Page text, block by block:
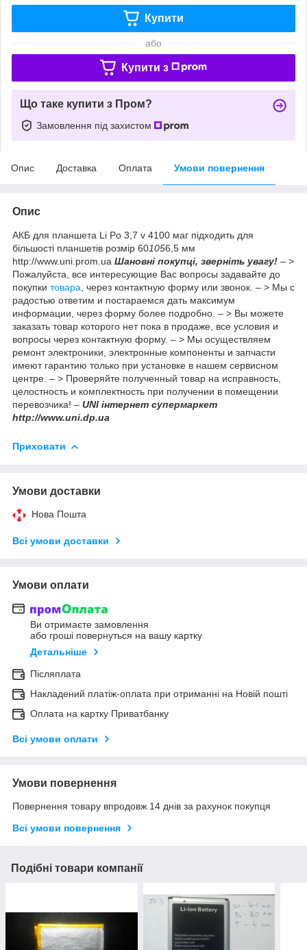
Купити
або
Купити з
Що таке купити з Пром?
Замовлення під захистом
Опис Доставка Оплата Умови повернення
Опис
АКБ для планшета Li Po 3,7 v 4100 маг підходить для
більшості планшетів розмір 601056,5 мм
http://www.uni.prom.ua Шановні покупці, зверніть увагу! – >
Пожалуйста, все интересующие Вас вопросы задавайте до
покупки товара , через контактную форму или звонок. – > Мы с
радостью ответим и постараемся дать максимум
информации, через форму более подробно. – > Вы можете
заказать товар которого нет пока в продаже, все условия и
вопросы через контактную форму. – > Мы осуществляем
ремонт электроники, электронные компоненты и запчасти
имеют гарантию только при установке в нашем сервисном
центре. – > Проверяйте полученный товар на исправность,
целостность и комплектность при получении в помещении
перевозчика! – UNI інтернет супермаркет
http://www.uni.dp.ua
Приховати
Умови доставки
Нова Пошта
Всі умови доставки
Умови оплати
Ви отримаєте замовлення
або гроші повернуться на вашу картку
Детальніше
Післяплата
Накладений платіж-оплата при отриманні на Новій пошті
Оплата на картку Приватбанку
Всі умови оплати
Умови повернення
Повернення товару впродовж 14 днів за рахунок покупця
Всі умови повернення
Подібні товари компанії